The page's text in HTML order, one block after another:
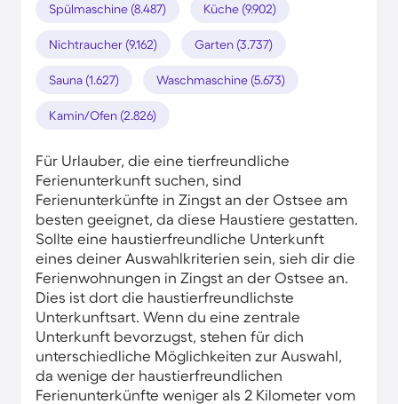
Spülmaschine (8.487) Küche (9.902)
Nichtraucher (9.162) Garten (3.737)
Sauna (1.627) Waschmaschine (5.673)
Kamin/Ofen (2.826)
Für Urlauber, die eine tierfreundliche
Ferienunterkunft suchen, sind
Ferienunterkünfte in Zingst an der Ostsee am
besten geeignet, da diese Haustiere gestatten.
Sollte eine haustierfreundliche Unterkunft
eines deiner Auswahlkriterien sein, sieh dir die
Ferienwohnungen in Zingst an der Ostsee an.
Dies ist dort die haustierfreundlichste
Unterkunftsart. Wenn du eine zentrale
Unterkunft bevorzugst, stehen für dich
unterschiedliche Möglichkeiten zur Auswahl,
da wenige der haustierfreundlichen
Ferienunterkünfte weniger als 2 Kilometer vom